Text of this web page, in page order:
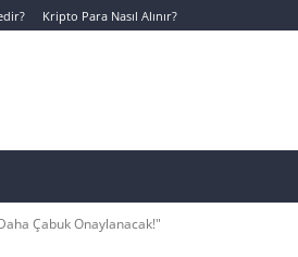
Kripto Para Nasıl Alınır?
Çabuk Onaylanacak!"